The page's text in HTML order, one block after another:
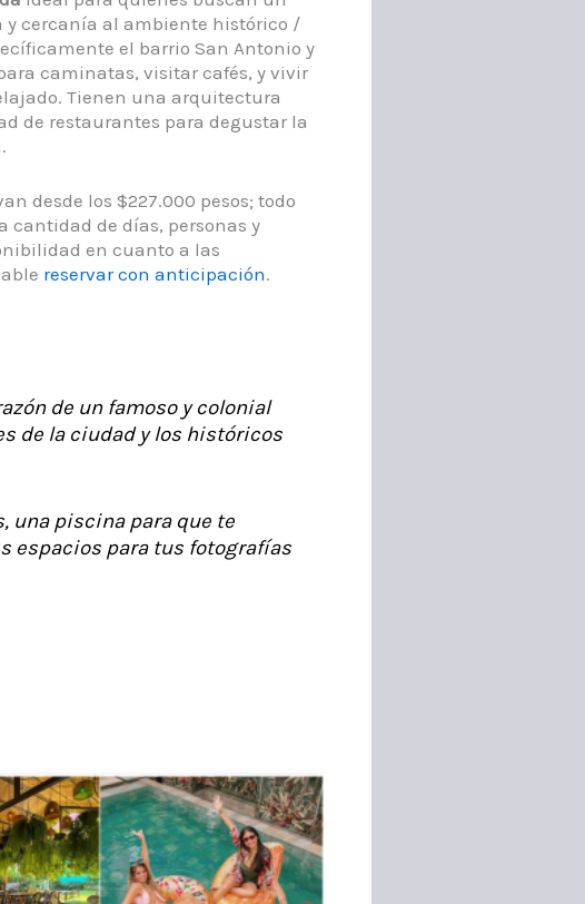
y cercanía al ambiente histórico /
el barrio San Antonio y
caminatas, visitar cafés, y vivir
Tienen una arquitectura
de restaurantes para degustar la
desde los $227.000 pesos; todo
cantidad de días, personas y
en cuanto a las
reservar con anticipación.
de un famoso y colonial
de la ciudad y los históricos
una piscina para que te
espacios para tus fotografías